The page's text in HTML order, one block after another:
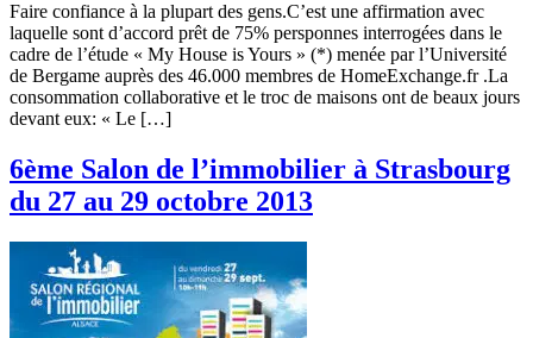
Faire confiance à la plupart des gens.C’est une affirmation avec
laquelle sont d’accord prêt de 75% persponnes interrogées dans le
cadre de l’étude « My House is Yours » (*) menée par l’Université
de Bergame auprès des 46.000 membres de HomeExchange.fr .La
consommation collaborative et le troc de maisons ont de beaux jours
devant eux: « Le […]
6ème Salon de l’immobilier à Strasbourg
du 27 au 29 octobre 2013